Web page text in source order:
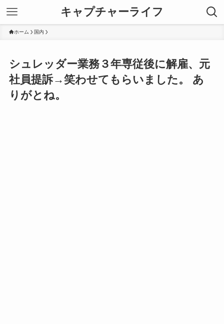
キャプチャーライフ
ホーム 国内
シュレッダー業務３年専従後に解雇、元
社員提訴→笑わせてもらいました。 あ
りがとね。